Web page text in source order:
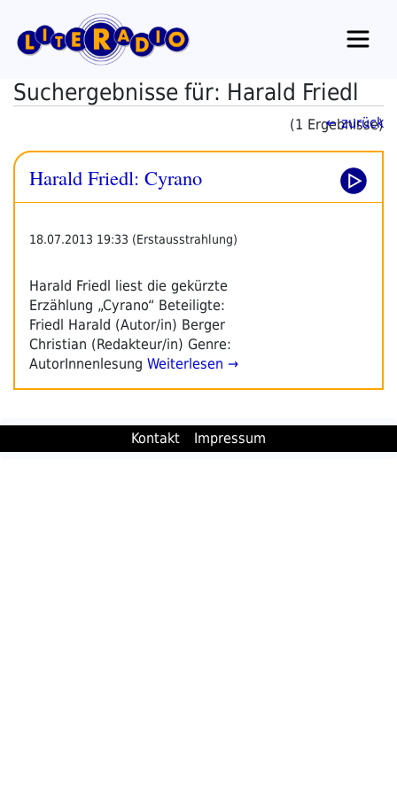
Inhalt
springen
Suchergebnisse für: Harald Friedl
(1 Ergebnisse)
← zurück
Harald Friedl: Cyrano
18.07.2013 19:33 (Erstausstrahlung)
Harald Friedl liest die gekürzte
Erzählung „Cyrano“ Beteiligte:
Friedl Harald (Autor/in) Berger
Christian (Redakteur/in) Genre:
AutorInnenlesung Weiterlesen →
Kontakt Impressum